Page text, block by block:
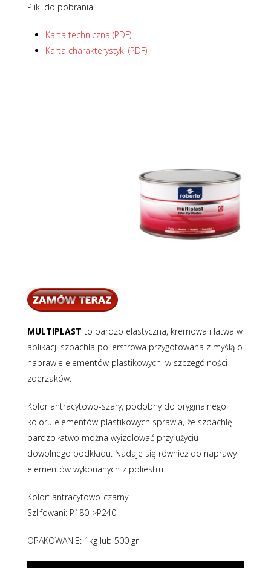
Pliki do pobrania:
Karta techniczna (PDF)
Karta charakterystyki (PDF)
MULTIPLAST to bardzo elastyczna, kremowa i łatwa w
aplikacji szpachla polierstrowa przygotowana z myślą o
naprawie elementów plastikowych, w szczególności
zderzaków.
Kolor antracytowo-szary, podobny do oryginalnego
koloru elementów plastikowych sprawia, że szpachlę
bardzo łatwo można wyizolować przy użyciu
dowolnego podkładu. Nadaje się również do naprawy
elementów wykonanych z poliestru.
Kolor: antracytowo-czarny
Szlifowani: P180->P240
OPAKOWANIE: 1kg lub 500 gr